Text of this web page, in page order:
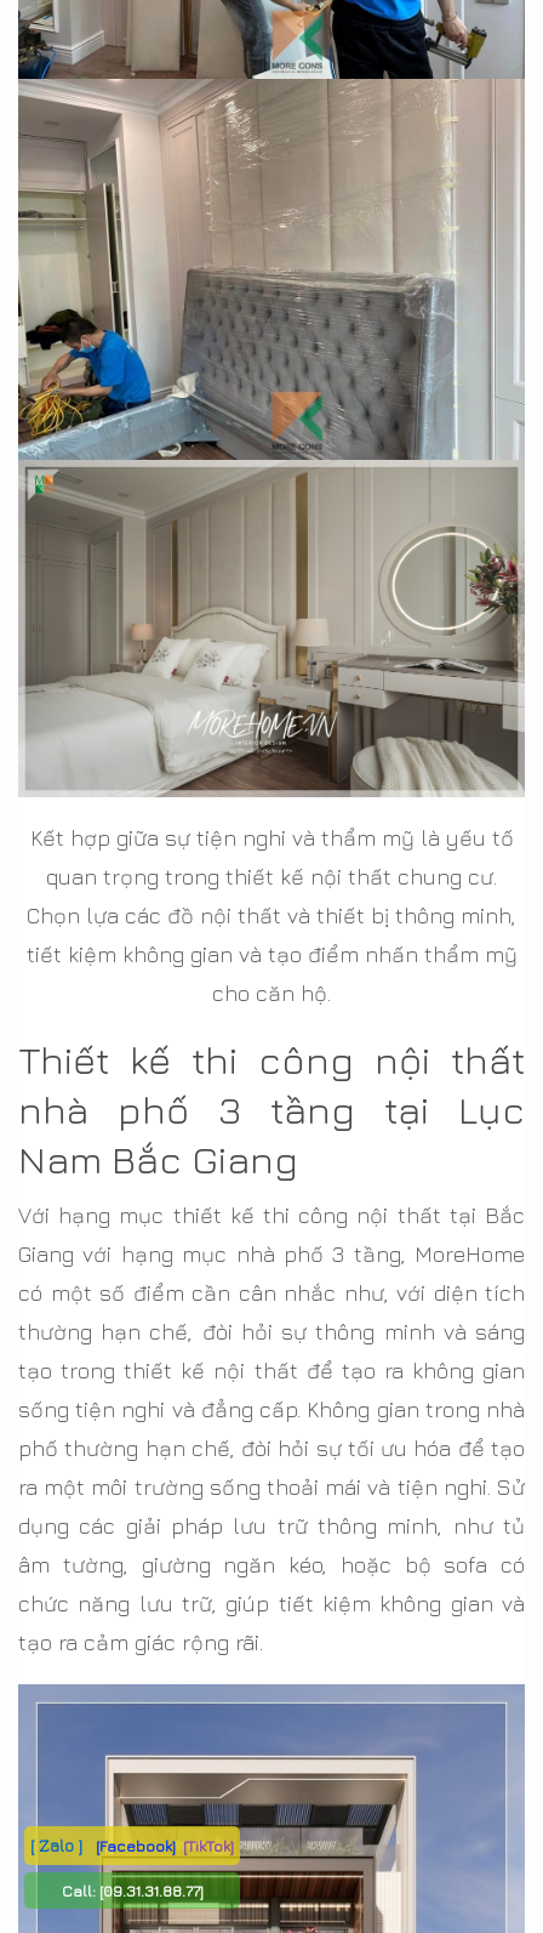
Kết hợp giữa sự tiện nghi và thẩm mỹ là yếu tố
quan trọng trong thiết kế nội thất chung cư.
Chọn lựa các đồ nội thất và thiết bị thông minh,
tiết kiệm không gian và tạo điểm nhấn thẩm mỹ
cho căn hộ.
Thiết kế thi công nội thất
nhà phố 3 tầng tại Lục
Nam Bắc Giang
Với hạng mục thiết kế thi công nội thất tại Bắc
Giang với hạng mục nhà phố 3 tầng, MoreHome
có một số điểm cần cân nhắc như, với diện tích
thường hạn chế, đòi hỏi sự thông minh và sáng
tạo trong thiết kế nội thất để tạo ra không gian
sống tiện nghi và đẳng cấp. Không gian trong nhà
phố thường hạn chế, đòi hỏi sự tối ưu hóa để tạo
ra một môi trường sống thoải mái và tiện nghi. Sử
dụng các giải pháp lưu trữ thông minh, như tủ
âm tường, giường ngăn kéo, hoặc bộ sofa có
chức năng lưu trữ, giúp tiết kiệm không gian và
tạo ra cảm giác rộng rãi.
[ Zalo ] [Facebook] [TikTok]
Call: [09.31.31.88.77]